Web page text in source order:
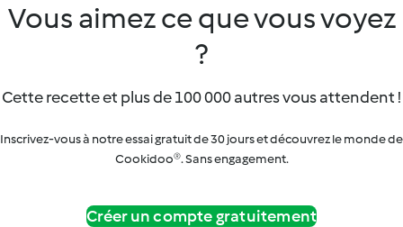
Vous aimez ce que vous voyez
?
Cette recette et plus de 100 000 autres vous attendent !
Inscrivez-vous à notre essai gratuit de 30 jours et découvrez le monde de
Cookidoo®. Sans engagement.
Créer un compte gratuitement